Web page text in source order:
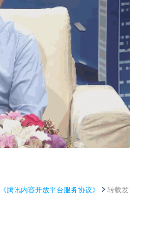
《腾讯内容开放平台服务协议》
转载发